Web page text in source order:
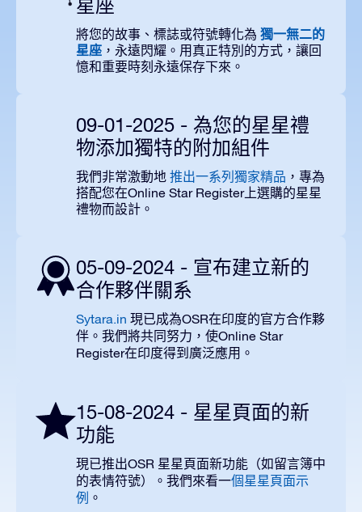
星座
將您的故事、標誌或符號轉化為 獨一無二的
星座 ，永遠閃耀。用真正特別的方式，讓回
憶和重要時刻永遠保存下來。
09-01-2025 - 為您的星星禮
物添加獨特的附加組件
我們非常激動地 推出一系列獨家精品 ，專為
搭配您在Online Star Register上選購的星星
禮物而設計。
05-09-2024 - 宣布建立新的
合作夥伴關系
Sytara.in 現已成為OSR在印度的官方合作夥
伴。我們將共同努力，使Online Star
Register在印度得到廣泛應用。
15-08-2024 - 星星頁面的新
功能
現已推出OSR 星星頁面新功能（如留言簿中
的表情符號）。我們來看一個星星頁面示
例 。